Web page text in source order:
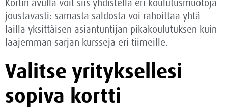
Kortin avulla voit siis yhdistellä eri koulutusmuotoja
joustavasti: samasta saldosta voi rahoittaa yhtä
lailla yksittäisen asiantuntijan pikakoulutuksen kuin
laajemman sarjan kursseja eri tiimeille.
Valitse yrityksellesi
sopiva kortti